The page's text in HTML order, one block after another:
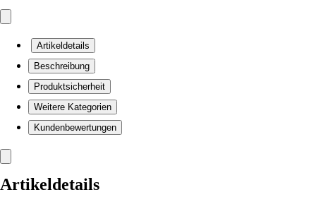
Artikeldetails
Beschreibung
Produktsicherheit
Weitere Kategorien
Kundenbewertungen
Artikeldetails